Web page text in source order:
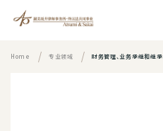
Home 专业领域 财务管理、业务承继和继承